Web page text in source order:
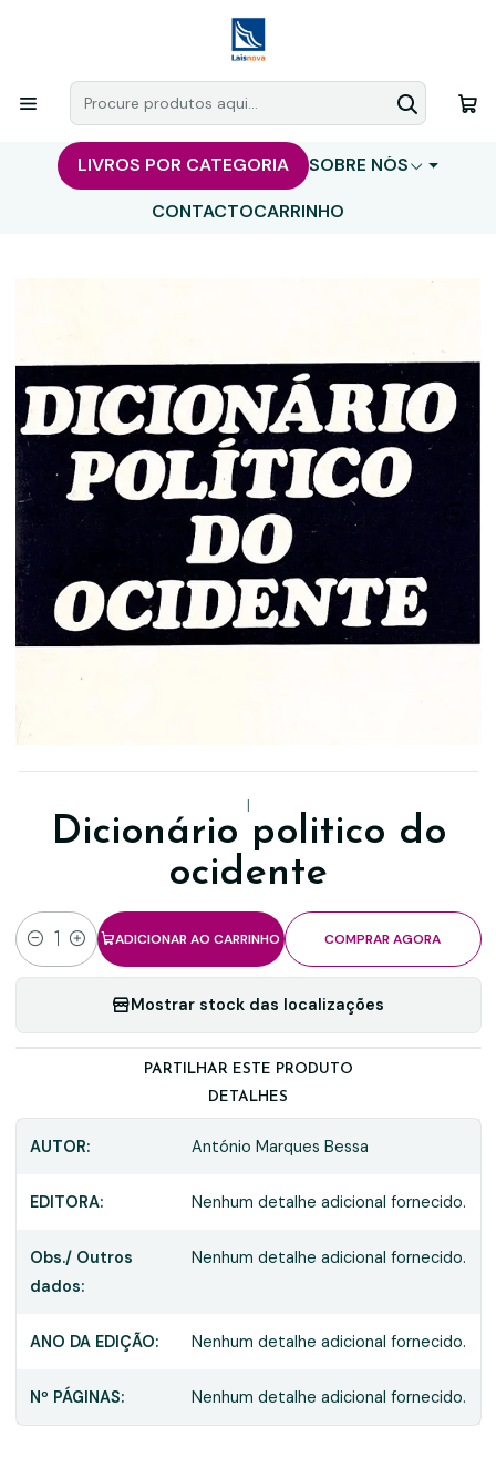
LIVROS POR CATEGORIA
SOBRE NÓS
CONTACTOCARRINHO
|
Dicionário politico do
ocidente
Quantidade
ADICIONAR AO CARRINHO COMPRAR AGORA
Mostrar stock das localizações
PARTILHAR ESTE PRODUTO
DETALHES
AUTOR: António Marques Bessa
EDITORA: Nenhum detalhe adicional fornecido.
Obs./ Outros
dados:
Nenhum detalhe adicional fornecido.
ANO DA EDIÇÃO: Nenhum detalhe adicional fornecido.
Nº PÁGINAS: Nenhum detalhe adicional fornecido.